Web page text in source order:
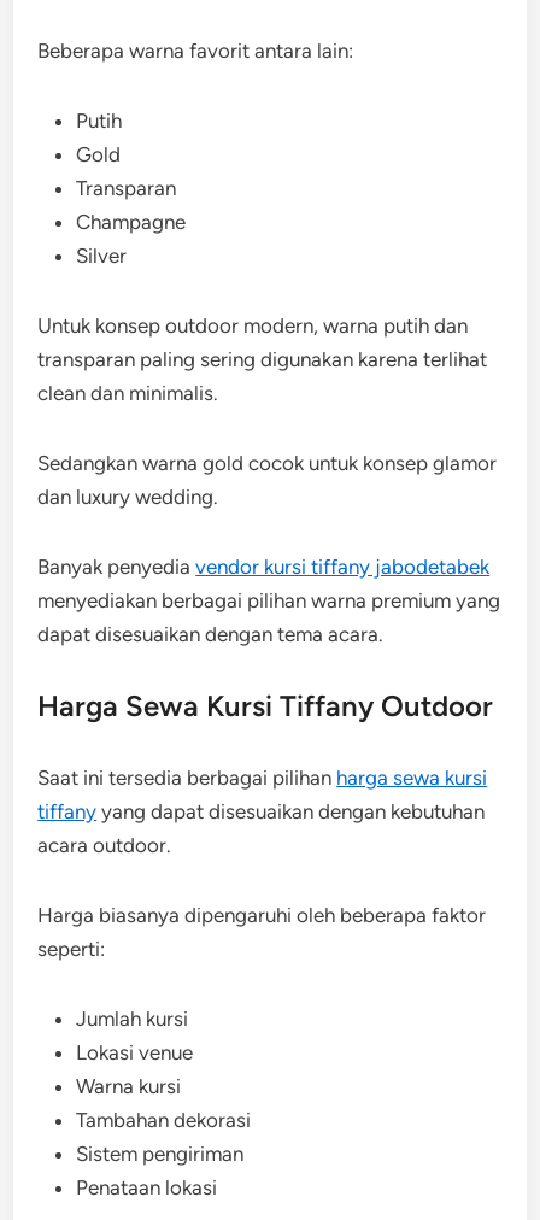
Beberapa warna favorit antara lain:
Putih
Gold
Transparan
Champagne
Silver
Untuk konsep outdoor modern, warna putih dan
transparan paling sering digunakan karena terlihat
clean dan minimalis.
Sedangkan warna gold cocok untuk konsep glamor
dan luxury wedding.
Banyak penyediavendor kursi tiffany jabodetabek
menyediakan berbagai pilihan warna premium yang
dapat disesuaikan dengan tema acara.
Harga Sewa Kursi Tiffany Outdoor
Saat ini tersedia berbagai pilihan harga sewa kursi
tiffany yang dapat disesuaikan dengan kebutuhan
acara outdoor.
Harga biasanya dipengaruhi oleh beberapa faktor
seperti:
Jumlah kursi
Lokasi venue
Warna kursi
Tambahan dekorasi
Sistem pengiriman
Penataan lokasi